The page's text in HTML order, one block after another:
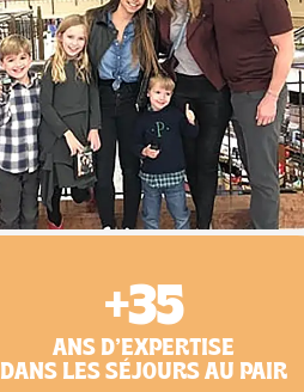
+35
ANS D’EXPERTISE
DANS LES SÉJOURS AU PAIR